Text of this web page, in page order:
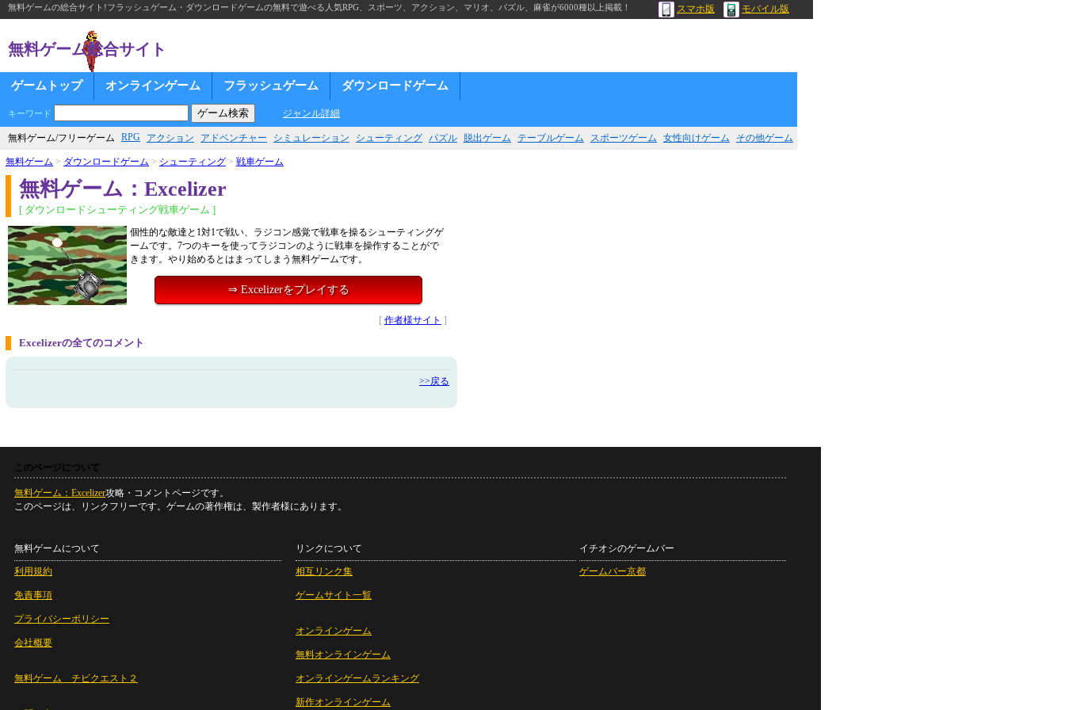
無料ゲームの総合サイト!フラッシュゲーム・ダウンロードゲームの無料で遊べる人気RPG、スポーツ、アクション、マリオ、パズル、麻雀が6000種以上掲載！ スマホ版 モバイル版
無料ゲーム総合サイト
ゲームトップ オンラインゲーム フラッシュゲーム ダウンロードゲーム
キーワード ジャンル詳細
無料ゲーム/フリーゲーム RPG アクション アドベンチャー シミュレーション シューティング パズル 脱出ゲーム テーブルゲーム スポーツゲーム 女性向けゲーム その他ゲーム
無料ゲーム > ダウンロードゲーム > シューティング > 戦車ゲーム
無料ゲーム：Excelizer
[ ダウンロードシューティング戦車ゲーム ]
個性的な敵達と1対1で戦い、ラジコン感覚で戦車を操るシューティングゲ
ームです。7つのキーを使ってラジコンのように戦車を操作することがで
きます。やり始めるとはまってしまう無料ゲームです。
⇒ Excelizerをプレイする
[ 作者様サイト ]
Excelizerの全てのコメント
>>戻る
このページについて
無料ゲーム：Excelizer攻略・コメントページです。
このページは、リンクフリーです。ゲームの著作権は、製作者様にあります。
無料ゲームについて
利用規約
免責事項
プライバシーポリシー
会社概要
無料ゲーム チビクエスト２
リンクについて
相互リンク集
ゲームサイト一覧
オンラインゲーム
無料オンラインゲーム
オンラインゲームランキング
新作オンラインゲーム
イチオシのゲームバー
ゲームバー京都